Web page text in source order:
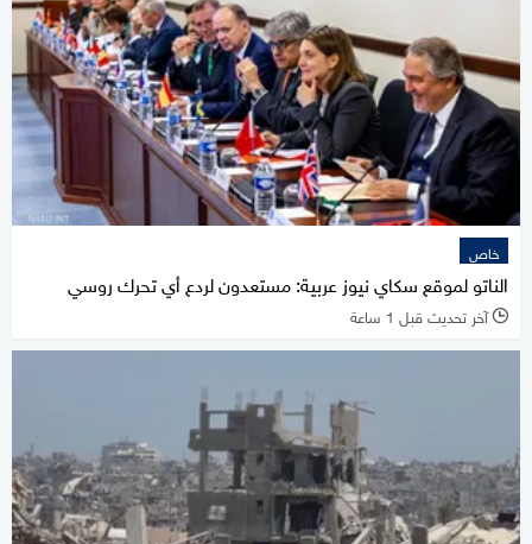
خاص
الناتو لموقع سكاي نيوز عربية: مستعدون لردع أي تحرك روسي
l آخر تحديث قبل 1 ساعة